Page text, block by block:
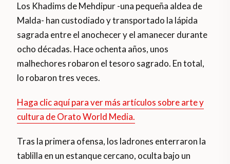
Los Khadims de Mehdipur -una pequeña aldea de
Malda- han custodiado y transportado la lápida
sagrada entre el anochecer y el amanecer durante
ocho décadas. Hace ochenta años, unos
malhechores robaron el tesoro sagrado. En total,
lo robaron tres veces.
Haga clic aquí para ver más artículos sobre arte y
cultura de Orato World Media.
Tras la primera ofensa, los ladrones enterraron la
tablilla en un estanque cercano, oculta bajo un